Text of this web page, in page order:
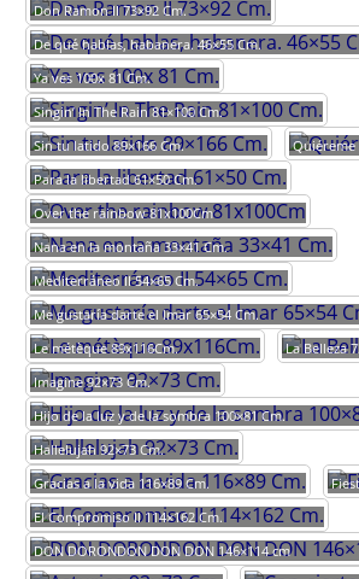
Don Ramon II 73×92 Cm.
De qué hablas, habanera. 46×55 Cm.
Ya ves 100x 81 Cm.
Singin’ In The Rain 81×100 Cm.
Sin tu latido 89×166 Cm.
Quiéreme
Para la libertad 61×50 Cm.
Over the rainbow 81x100Cm
Nana en la montaña 33×41 Cm.
Mediterráneo II 54×65 Cm.
Me gustaría darte el lmar 65×54 Cm.
Le métèque 89x116Cm.
La Belleza
Imagine 92×73 Cm.
Hijo de la luz y de la sombra 100×81 Cm.
Hallelujah 92×73 Cm.
Gracias a la vida 116×89 Cm.
El Compromiso II 114×162 Cm.
DON DORONDON DON DON 146×114 cm